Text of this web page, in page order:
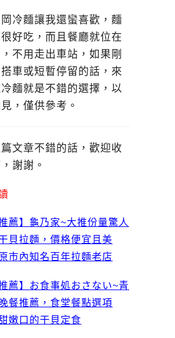
冷麵讓我還蠻喜歡，麵
好吃，而且餐廳就位在
不用走出車站，如果剛
車或短暫停留的話，來
麵就是不錯的選擇，以
，僅供參考。
文章不錯的話，歡迎收
謝謝。
薦】龜乃家~大推份量驚人
貝拉麵，價格便宜且美
市內知名百年拉麵老店
薦】お食事処おさない~青
餐推薦，食堂餐點選項
嫩口的干貝定食